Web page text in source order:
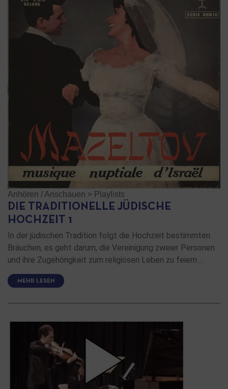
Anhören / Anschauen > Playlists
DIE TRADITIONELLE JÜDISCHE
HOCHZEIT 1
In der jüdischen Tradition folgt die Hochzeit bestimmten
Bräuchen, es geht darum, die Vereinigung zweier Personen
und ihre Zugehörigkeit zum religiösen Leben zu feiern …
MEHR LESEN